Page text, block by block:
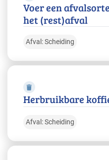
Voer een
het (rest)afval
Afval: Scheiding
Herbruikbare
Afval: Scheiding